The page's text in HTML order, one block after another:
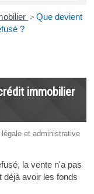
> Que devient
?
immobilier
et administrative
la vente n'a pas
déjà avoir les fonds